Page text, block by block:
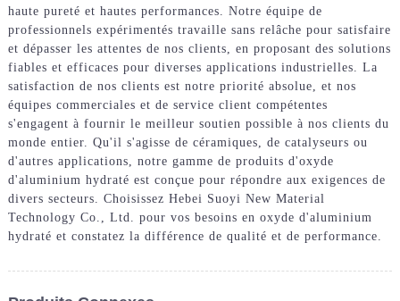
haute pureté et hautes performances. Notre équipe de
professionnels expérimentés travaille sans relâche pour satisfaire
et dépasser les attentes de nos clients, en proposant des solutions
fiables et efficaces pour diverses applications industrielles. La
satisfaction de nos clients est notre priorité absolue, et nos
équipes commerciales et de service client compétentes
s'engagent à fournir le meilleur soutien possible à nos clients du
monde entier. Qu'il s'agisse de céramiques, de catalyseurs ou
d'autres applications, notre gamme de produits d'oxyde
d'aluminium hydraté est conçue pour répondre aux exigences de
divers secteurs. Choisissez Hebei Suoyi New Material
Technology Co., Ltd. pour vos besoins en oxyde d'aluminium
hydraté et constatez la différence de qualité et de performance.